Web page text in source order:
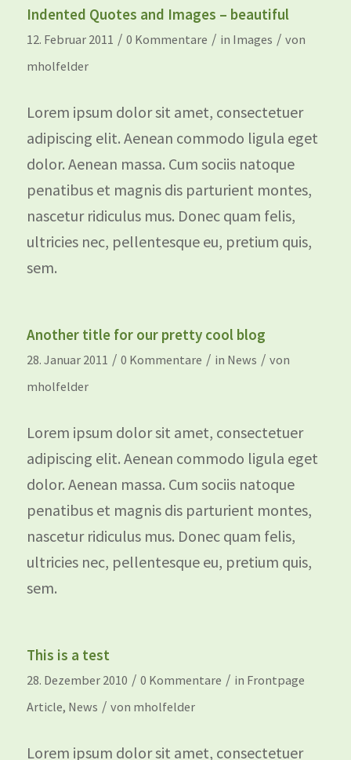
Indented Quotes and Images – beautiful
12. Februar 2011 / 0 Kommentare / in Images / von
mholfelder
Lorem ipsum dolor sit amet, consectetuer
adipiscing elit. Aenean commodo ligula eget
dolor. Aenean massa. Cum sociis natoque
penatibus et magnis dis parturient montes,
nascetur ridiculus mus. Donec quam felis,
ultricies nec, pellentesque eu, pretium quis,
sem.
Another title for our pretty cool blog
28. Januar 2011 / 0 Kommentare / in News / von
mholfelder
Lorem ipsum dolor sit amet, consectetuer
adipiscing elit. Aenean commodo ligula eget
dolor. Aenean massa. Cum sociis natoque
penatibus et magnis dis parturient montes,
nascetur ridiculus mus. Donec quam felis,
ultricies nec, pellentesque eu, pretium quis,
sem.
This is a test
28. Dezember 2010 / 0 Kommentare / in Frontpage
Article, News / von mholfelder
Lorem ipsum dolor sit amet, consectetuer